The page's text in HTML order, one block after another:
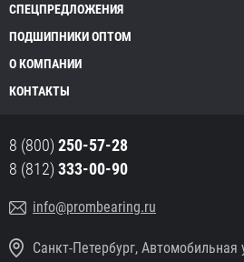
СПЕЦПРЕДЛОЖЕНИЯ
ПОДШИПНИКИ ОПТОМ
О КОМПАНИИ
КОНТАКТЫ
8 (800) 250-57-28
8 (812) 333-00-90
info@prombearing.ru
Санкт-Петербург, Автомобильная